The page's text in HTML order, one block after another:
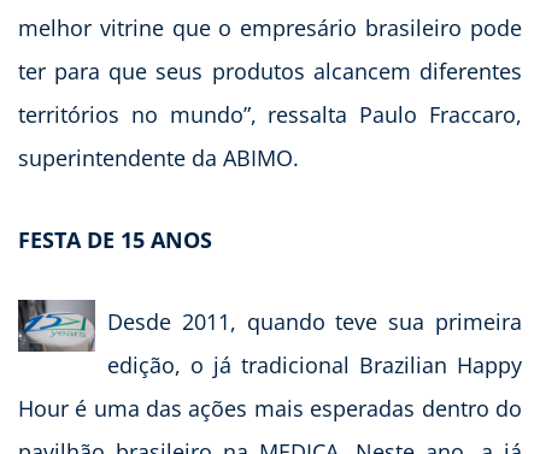
melhor vitrine que o empresário brasileiro pode
ter para que seus produtos alcancem diferentes
territórios no mundo”, ressalta Paulo Fraccaro,
superintendente da ABIMO.
FESTA DE 15 ANOS
Desde 2011, quando teve sua primeira
edição, o já tradicional Brazilian Happy
Hour é uma das ações mais esperadas dentro do